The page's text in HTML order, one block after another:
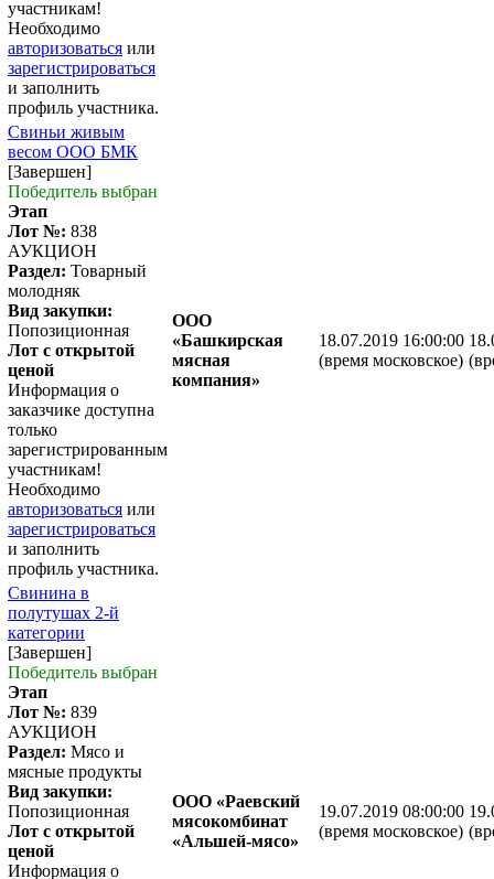
участникам!
Необходимо
авторизоваться или
зарегистрироваться
и заполнить
профиль участника.
Свиньи живым
весом ООО БМК
[Завершен]
Победитель выбран
Этап
Лот №: 838
АУКЦИОН
Раздел: Товарный
молодняк
Вид закупки:
Попозиционная
Лот с открытой
ценой
Информация о
заказчике доступна
только
зарегистрированным
участникам!
Необходимо
авторизоваться или
зарегистрироваться
и заполнить
профиль участника.
ООО
«Башкирская
мясная
компания»
18.07.2019 16:00:00
(время московское)
Свинина в
полутушах 2-й
категории
[Завершен]
Победитель выбран
Этап
Лот №: 839
АУКЦИОН
Раздел: Мясо и
мясные продукты
Вид закупки:
Попозиционная
Лот с открытой
ценой
Информация о
ООО «Раевский
мясокомбинат
«Альшей-мясо»
19.07.2019 08:00:00
(время московское)